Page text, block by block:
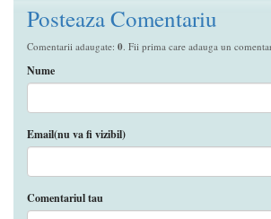
Posteaza Comentariu
Comentarii adaugate: 0. Fii prima care adauga un
Nume
Email(nu va fi vizibil)
Comentariul tau